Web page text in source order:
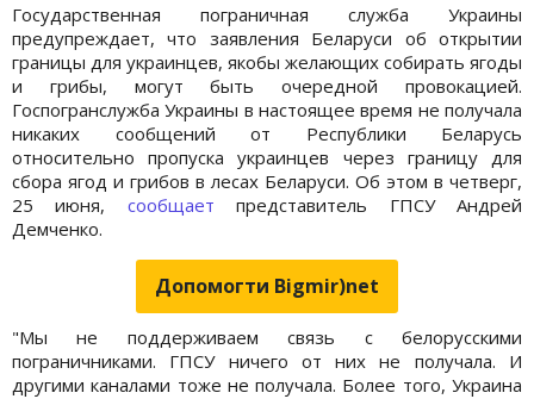
Государственная пограничная служба Украины
предупреждает, что заявления Беларуси об открытии
границы для украинцев, якобы желающих собирать ягоды
и грибы, могут быть очередной провокацией.
Госпогранслужба Украины в настоящее время не получала
никаких сообщений от Республики Беларусь
относительно пропуска украинцев через границу для
сбора ягод и грибов в лесах Беларуси. Об этом в четверг,
25 июня, сообщает представитель ГПСУ Андрей
Демченко.
Допомогти Bigmir)net
"Мы не поддерживаем связь с белорусскими
пограничниками. ГПСУ ничего от них не получала. И
другими каналами тоже не получала. Более того, Украина